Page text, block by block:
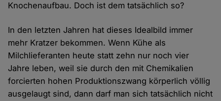
Knochenaufbau. Doch ist dem tatsächlich so?
In den letzten Jahren hat dieses Idealbild immer
mehr Kratzer bekommen. Wenn Kühe als
Milchlieferanten heute statt zehn nur noch vier
Jahre leben, weil sie durch den mit Chemikalien
forcierten hohen Produktionszwang körperlich völlig
ausgelaugt sind, dann darf man sich tatsächlich nicht